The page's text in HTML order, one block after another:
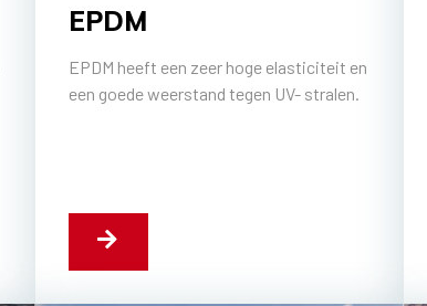
EPDM
EPDM heeft een zeer hoge elasticiteit en
een goede weerstand tegen UV- stralen.